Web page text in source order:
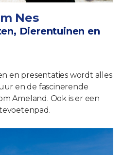
Nes
Dierentuinen en
en presentaties wordt alles
en de fascinerende
Ameland. Ook is er een